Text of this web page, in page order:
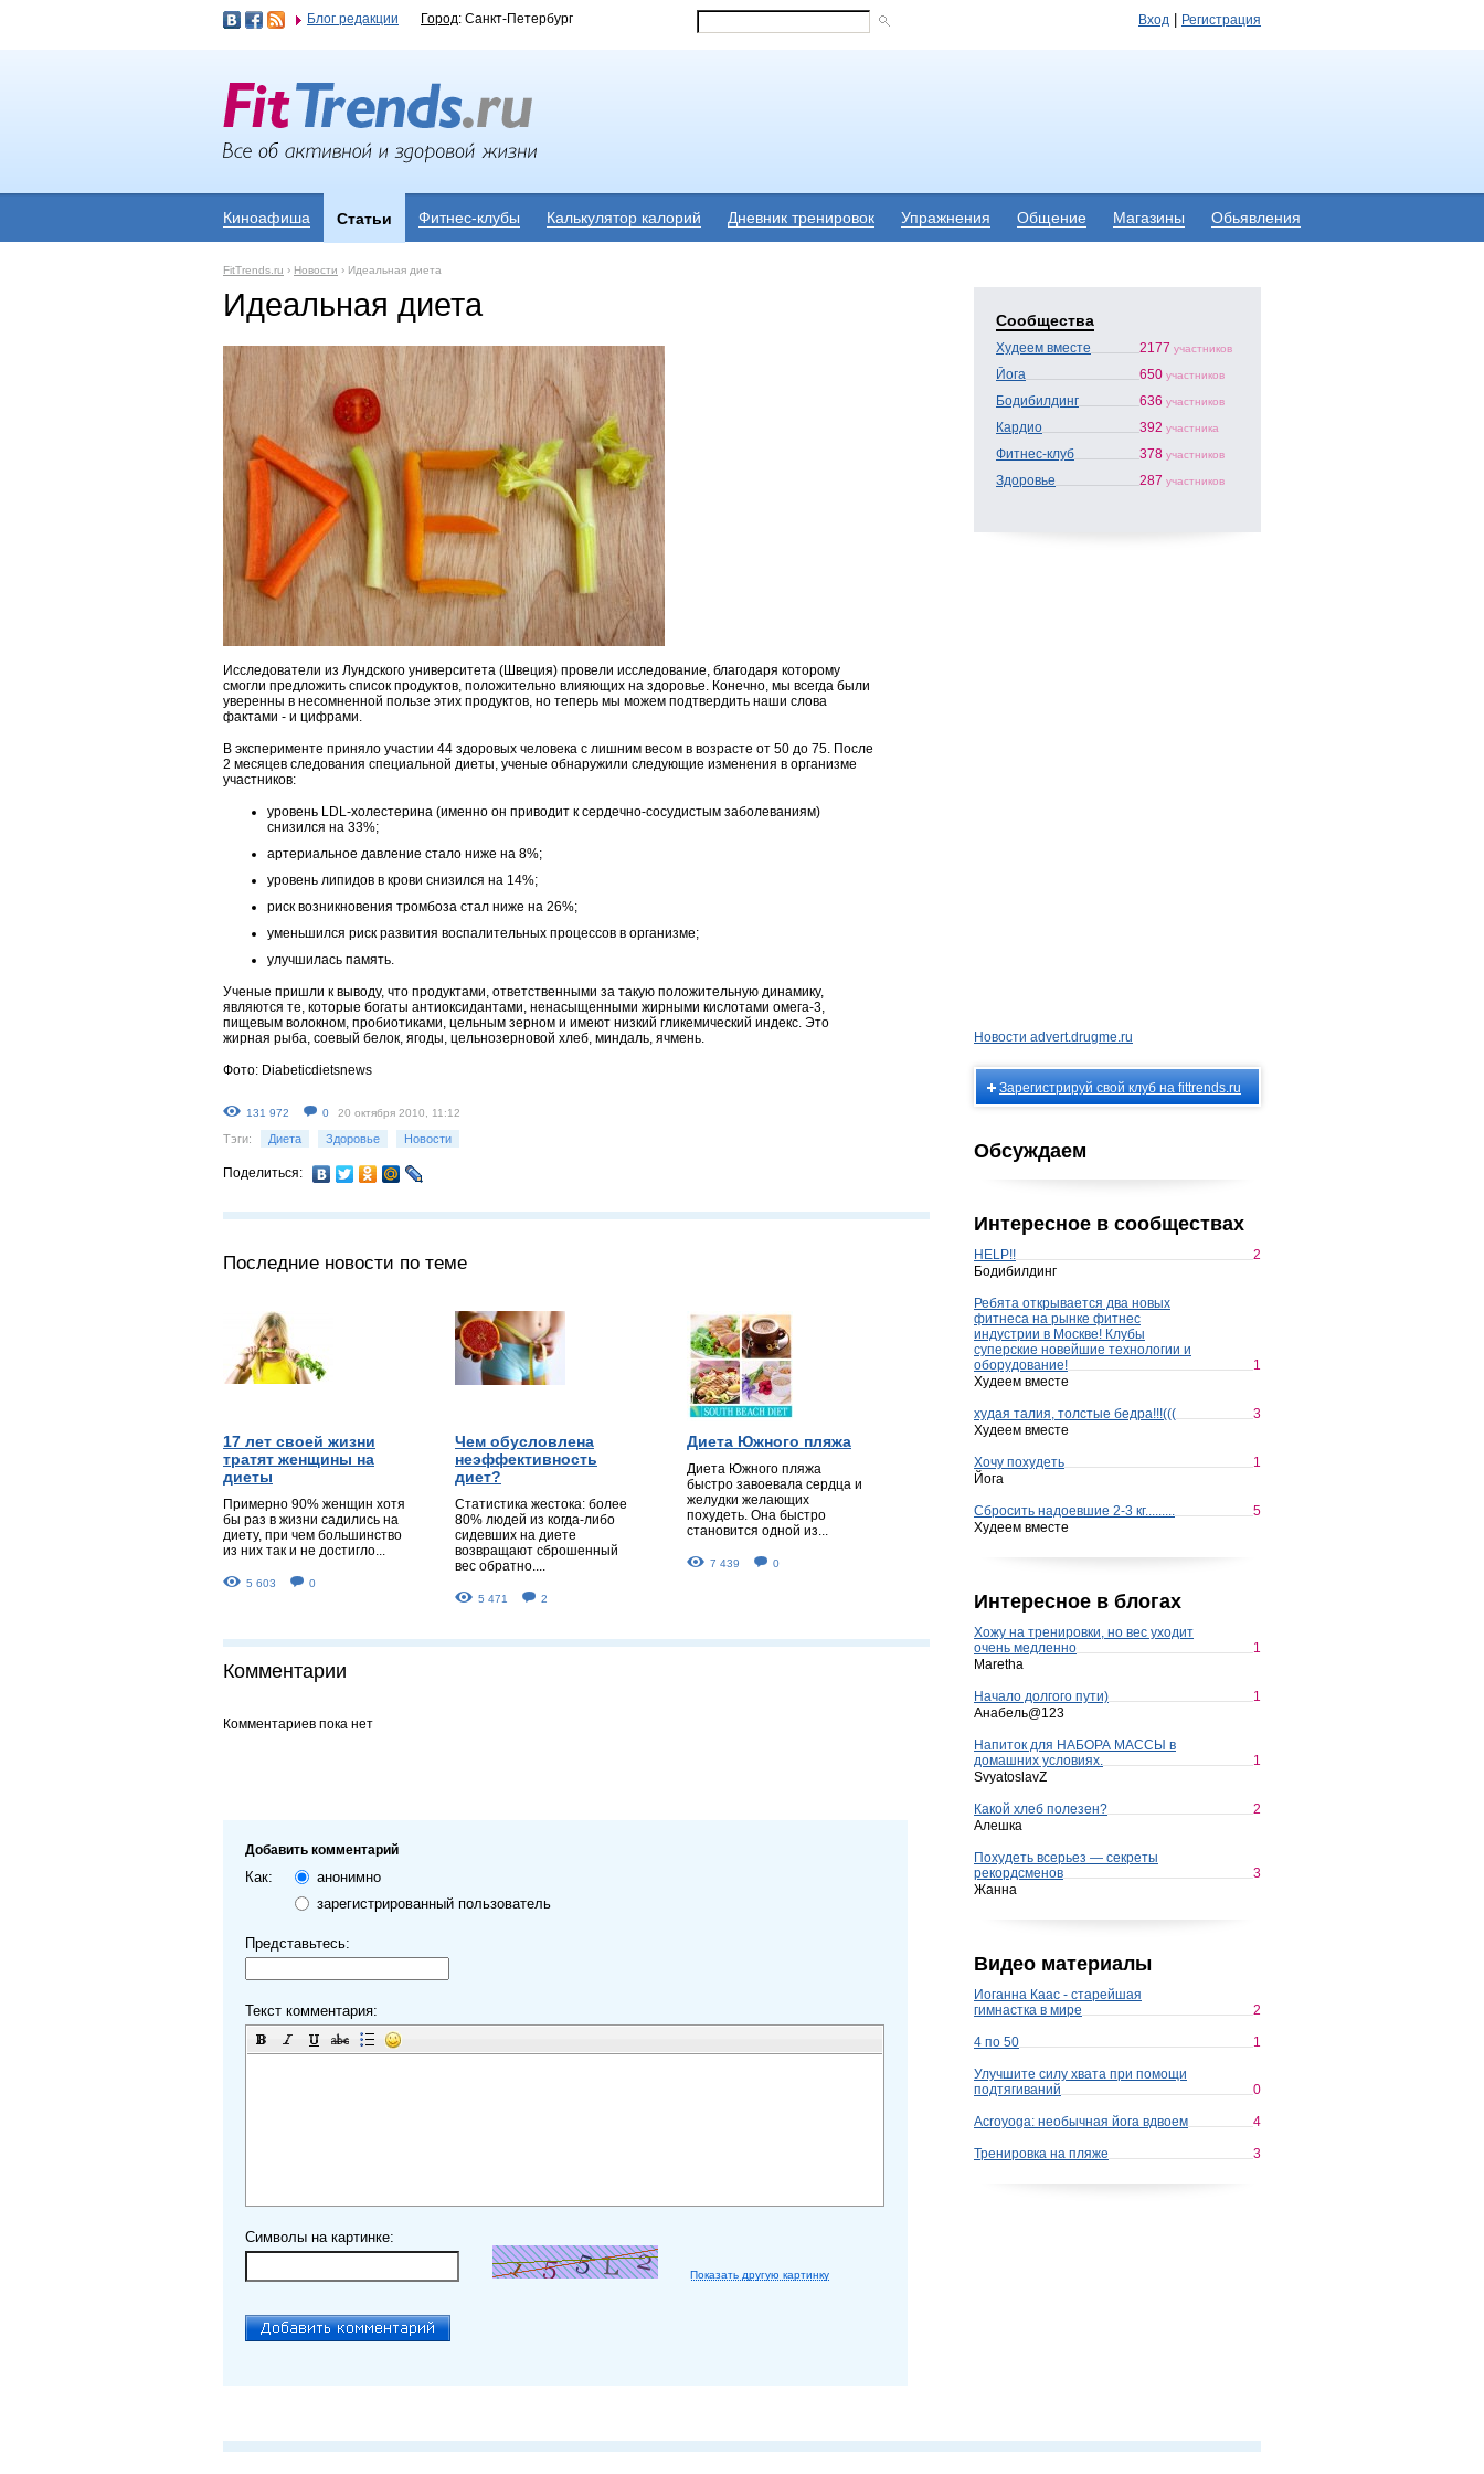
Блог редакции Город: Санкт-Петербург Вход Регистрация
Киноафиша Статьи Фитнес-клубы Калькулятор калорий Дневник тренировок Упражнения Общение Магазины Обьявления
FitTrends.ru › Новости › Идеальная диета
Идеальная диета
Исследователи из Лундского университета (Швеция) провели исследование, благодаря которому
смогли предложить список продуктов, положительно влияющих на здоровье. Конечно, мы всегда были
уверенны в несомненной пользе этих продуктов, но теперь мы можем подтвердить наши слова
фактами - и цифрами.
В эксперименте приняло участии 44 здоровых человека с лишним весом в возрасте от 50 до 75. После
2 месяцев следования специальной диеты, ученые обнаружили следующие изменения в организме
участников:
уровень LDL-холестерина (именно он приводит к сердечно-сосудистым заболеваниям)
снизился на 33%;
артериальное давление стало ниже на 8%;
уровень липидов в крови снизился на 14%;
риск возникновения тромбоза стал ниже на 26%;
уменьшился риск развития воспалительных процессов в организме;
улучшилась память.
Ученые пришли к выводу, что продуктами, ответственными за такую положительную динамику,
являются те, которые богаты антиоксидантами, ненасыщенными жирными кислотами омега-3,
пищевым волокном, пробиотиками, цельным зерном и имеют низкий гликемический индекс. Это
жирная рыба, соевый белок, ягоды, цельнозерновой хлеб, миндаль, ячмень.
Фото: Diabeticdietsnews
131 972 0 20 октября 2010, 11:12
Тэги: Диета Здоровье Новости
Поделиться:
Последние новости по теме
17 лет своей жизни
тратят женщины на
диеты
Примерно 90% женщин хотя
бы раз в жизни садились на
диету, при чем большинство
из них так и не достигло...
5 603 0
Чем обусловлена
неэффективность
диет?
Статистика жестока: более
80% людей из когда-либо
сидевших на диете
возвращают сброшенный
вес обратно....
5 471 2
Диета Южного пляжа
Диета Южного пляжа
быстро завоевала сердца и
желудки желающих
похудеть. Она быстро
становится одной из...
7 439 0
Комментарии
Комментариев пока нет
Добавить комментарий
Как:
анонимно
зарегистрированный пользователь
Представьтесь:
Текст комментария:
Символы на картинке:
Показать другую картинку
Сообщества
Худеем вместе 2177 участников
Йога 650 участников
Бодибилдинг 636 участников
Кардио 392 участника
Фитнес-клуб 378 участников
Здоровье 287 участников
Новости advert.drugme.ru
Зарегистрируй свой клуб на fittrends.ru
Обсуждаем
Интересное в сообществах
HELP!!
2
Бодибилдинг
Ребята открывается два новых
фитнеса на рынке фитнес
индустрии в Москве! Клубы
суперские новейшие технологии и
оборудование!
1
Худеем вместе
худая талия, толстые бедра!!!(((
3
Худеем вместе
Хочу похудеть
1
Йога
Сбросить надоевшие 2-3 кг.........
5
Худеем вместе
Интересное в блогах
Хожу на тренировки, но вес уходит
очень медленно
1
Maretha
Начало долгого пути)
1
Анабель@123
Напиток для НАБОРА МАССЫ в
домашних условиях.
1
SvyatoslavZ
Какой хлеб полезен?
2
Алешка
Похудеть всерьез — секреты
рекордсменов
3
Жанна
Видео материалы
Иоганна Каас - старейшая
гимнастка в мире
2
4 по 50 1
Улучшите силу хвата при помощи
подтягиваний
0
Acroyoga: необычная йога вдвоем 4
Тренировка на пляже 3